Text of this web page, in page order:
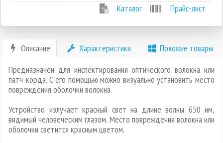
Каталог
Прайс-лист
Описание Характеристики
Похожие товары
Предназначен для инспектирования оптического волокна или
патч-корда. С его помощью можно визуально установить место
повреждения оболочки волокна.
Устройство излучает красный свет на длине волны 650 нм,
видимый человеческим глазом. Место повреждения волокна или
оболочки светится красным цветом.